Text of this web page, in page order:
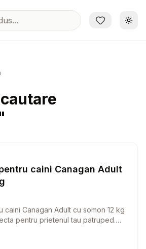
Hrana Uscata Caini
caini Canagan Adult
caini Canagan Adult cu somon 12 kg
pentru prietenul tau patruped.
regim alimentar sanatos si